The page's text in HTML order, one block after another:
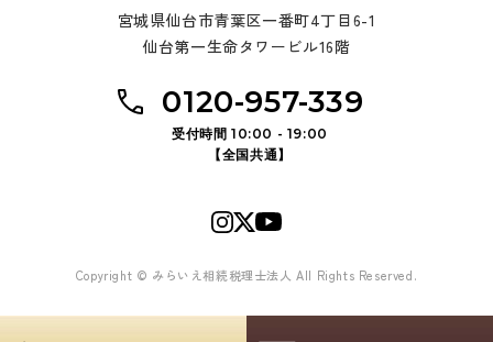
宮城県仙台市青葉区一番町4丁目6-1
仙台第一生命タワービル16階
0120-957-339
受付時間 10:00 - 19:00
【全国共通】
Copyright © みらいえ相続税理士法人 All Rights Reserved.